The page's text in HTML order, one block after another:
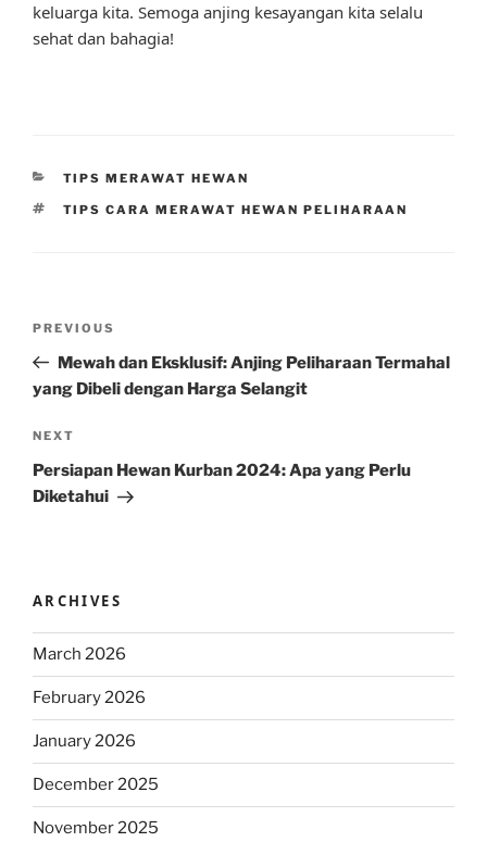
keluarga kita. Semoga anjing kesayangan kita selalu
sehat dan bahagia!
CATEGORIES
TIPS MERAWAT HEWAN
TAGS
TIPS CARA MERAWAT HEWAN PELIHARAAN
Previous
Post
PREVIOUS
Mewah dan Eksklusif: Anjing Peliharaan Termahal
yang Dibeli dengan Harga Selangit
Next
Post
NEXT
Persiapan Hewan Kurban 2024: Apa yang Perlu
Diketahui
ARCHIVES
March 2026
February 2026
January 2026
December 2025
November 2025